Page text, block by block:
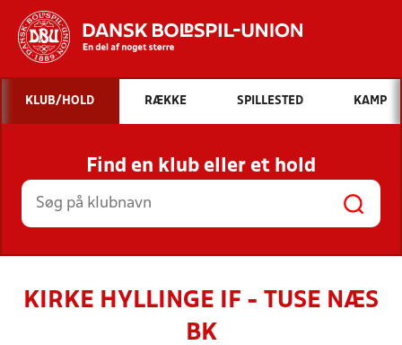
Hvad vil du søge efter?
INDHOLD OG NYHEDER
STILLINGER, RESULTATER, KLUBBER OG
HOLD
KLUB/HOLD RÆKKE SPILLESTED KAMP
Find en klub eller et hold
KIRKE HYLLINGE IF - TUSE NÆS
BK